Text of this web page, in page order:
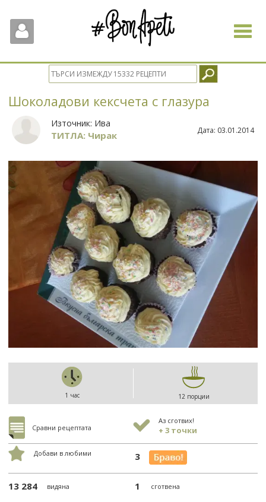
Toggle
Шоколадови кексчета с глазура
Източник: Ива
ТИТЛА: Чирак Дата: 03.01.2014
1 час 12 порции
Сравни рецептата
Аз сготвих!
+ 3 точки
Добави в любими 3
13 284 видяна 1 сготвена